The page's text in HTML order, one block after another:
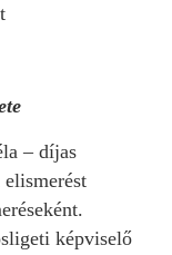
– díjas
képviselő